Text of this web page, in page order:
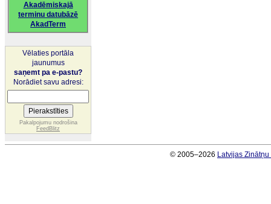
Akadēmiskajā
terminu datubāzē
AkadTerm
Vēlaties portāla
jaunumus
saņemt pa e-pastu?
Norādiet savu adresi:
Pakalpojumu nodrošina
FeedBlitz
© 2005–2026 Latvijas